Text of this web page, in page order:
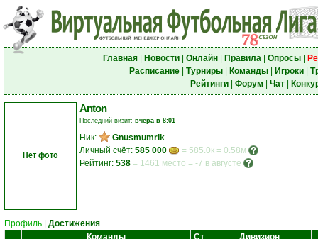
Главная| Новости| Онлайн| Правила| Опросы|
Расписание| Турниры| Команды| Игроки|
Рейтинги| Форум Чат|
Нет фото
Anton
Последний визит: вчера в 8:01
Ник:
Gnusmumrik
Личный счёт: 585 000
= 585.0к = 0.58м
Рейтинг: 538 = 1461 место = -7 в августе
Профиль
Достижения
Команды
Ст Дивизион